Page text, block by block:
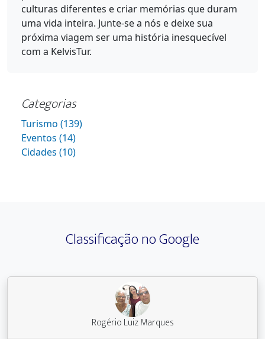
culturas diferentes e criar memórias que duram
uma vida inteira. Junte-se a nós e deixe sua
próxima viagem ser uma história inesquecível
com a KelvisTur.
Categorias
Turismo (139)
Eventos (14)
Cidades (10)
Classificação no Google
Rogério Luiz Marques